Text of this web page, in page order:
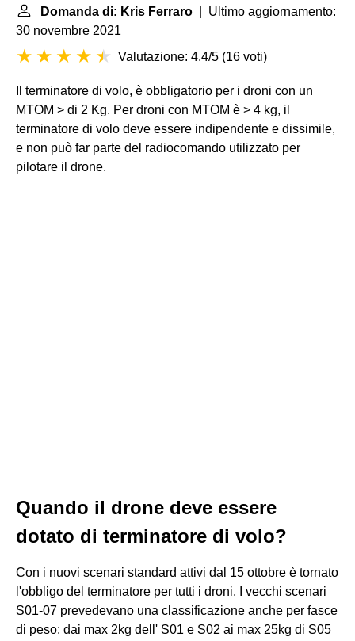
Domanda di: Kris Ferraro | Ultimo aggiornamento:
30 novembre 2021
Valutazione: 4.4/5 (16 voti)
Il terminatore di volo, è obbligatorio per i droni con un
MTOM > di 2 Kg. Per droni con MTOM è > 4 kg, il
terminatore di volo deve essere indipendente e dissimile,
e non può far parte del radiocomando utilizzato per
pilotare il drone.
Quando il drone deve essere
dotato di terminatore di volo?
Con i nuovi scenari standard attivi dal 15 ottobre è tornato
l'obbligo del terminatore per tutti i droni. I vecchi scenari
S01-07 prevedevano una classificazione anche per fasce
di peso: dai max 2kg dell' S01 e S02 ai max 25kg di S05